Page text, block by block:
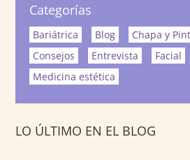
Categorías
Bariátrica Blog Chapa y
Consejos
Entrevista Facial
Medicina estética
LO ÚLTIMO EN EL BLOG